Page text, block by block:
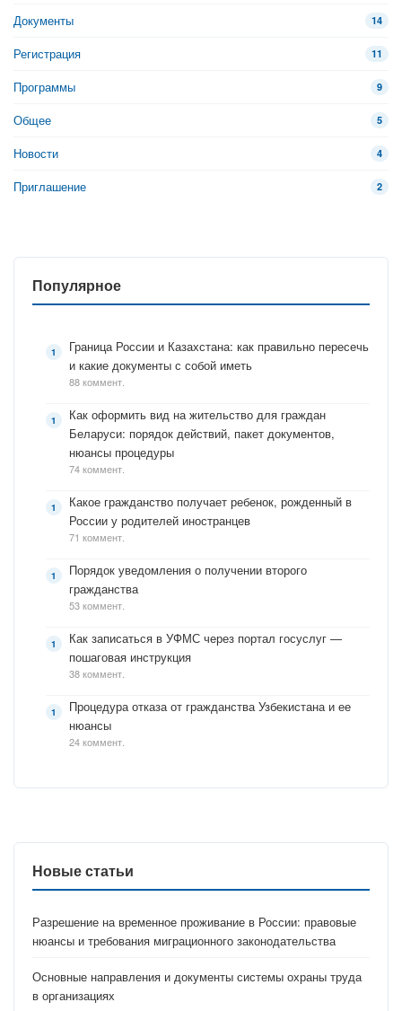
Документы 14
Регистрация 11
Программы 9
Общее 5
Новости 4
Приглашение 2
Популярное
Граница России и Казахстана: как правильно пересечь
и какие документы с собой иметь
88 коммент.
Как оформить вид на жительство для граждан
Беларуси: порядок действий, пакет документов,
нюансы процедуры
74 коммент.
Какое гражданство получает ребенок, рожденный в
России у родителей иностранцев
71 коммент.
Порядок уведомления о получении второго
гражданства
53 коммент.
Как записаться в УФМС через портал госуслуг —
пошаговая инструкция
38 коммент.
Процедура отказа от гражданства Узбекистана и ее
нюансы
24 коммент.
Новые статьи
Разрешение на временное проживание в России: правовые
нюансы и требования миграционного законодательства
Основные направления и документы системы охраны труда
в организациях